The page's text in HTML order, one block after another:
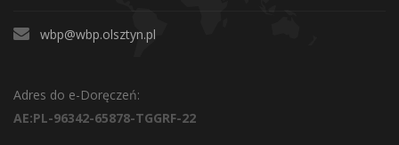
wbp@wbp.olsztyn.pl
Adres do e-Doręczeń:
AE:PL-96342-65878-TGGRF-22